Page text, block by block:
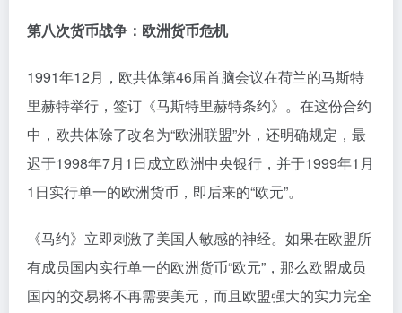
第八次货币战争：欧洲货币危机
1991年12月，欧共体第46届首脑会议在荷兰的马斯特
里赫特举行，签订《马斯特里赫特条约》。在这份合约
中，欧共体除了改名为“欧洲联盟”外，还明确规定，最
迟于1998年7月1日成立欧洲中央银行，并于1999年1月
1日实行单一的欧洲货币，即后来的“欧元”。
《马约》立即刺激了美国人敏感的神经。如果在欧盟所
有成员国内实行单一的欧洲货币“欧元”，那么欧盟成员
国内的交易将不再需要美元，而且欧盟强大的实力完全